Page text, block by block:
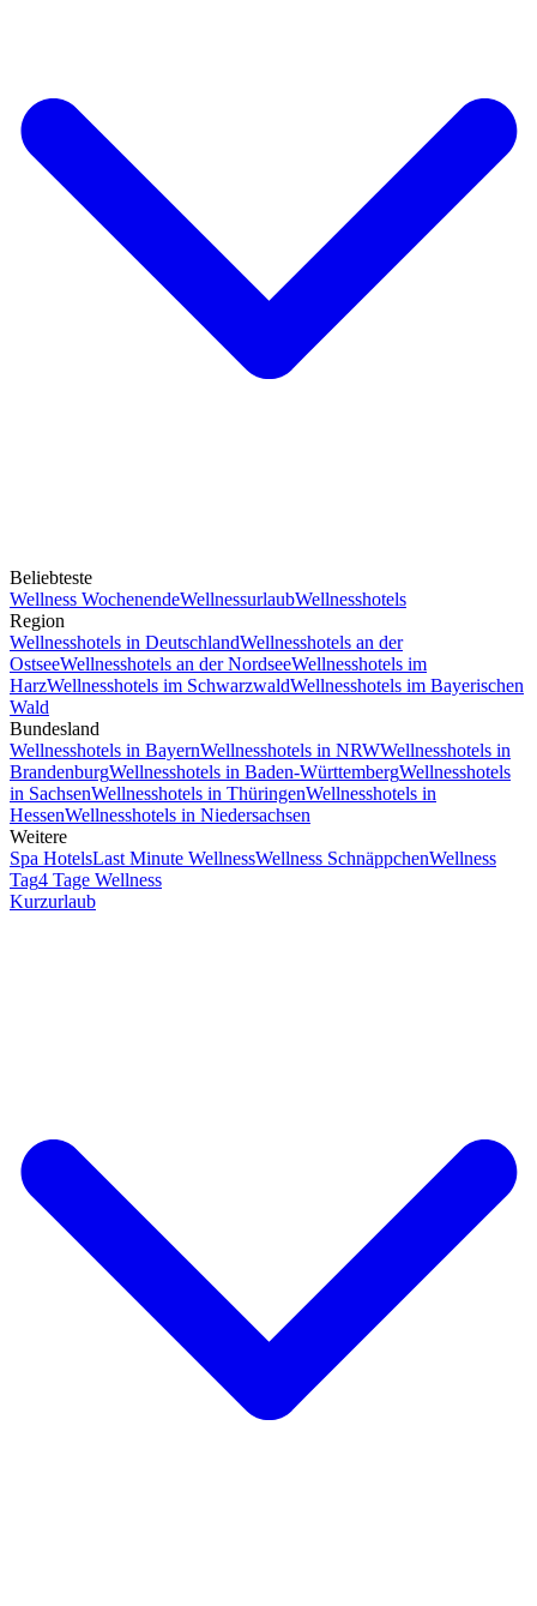
Beliebteste
Wellness WochenendeWellnessurlaubWellnesshotels
Region
Wellnesshotels in DeutschlandWellnesshotels an der
OstseeWellnesshotels an der NordseeWellnesshotels im
HarzWellnesshotels im SchwarzwaldWellnesshotels im Bayerischen
Wald
Bundesland
Wellnesshotels in BayernWellnesshotels in NRWWellnesshotels in
BrandenburgWellnesshotels in Baden-WürttembergWellnesshotels
in SachsenWellnesshotels in ThüringenWellnesshotels in
HessenWellnesshotels in Niedersachsen
Weitere
Spa HotelsLast Minute WellnessWellness SchnäppchenWellness
Tag4 Tage Wellness
Kurzurlaub